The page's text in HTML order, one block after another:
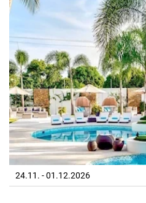
24.11. - 01.12.2026